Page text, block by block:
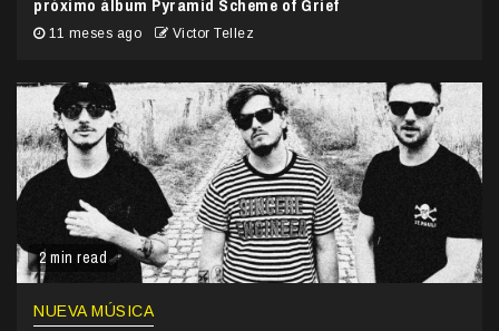
próximo álbum Pyramid Scheme of Grief
11 meses ago Victor Tellez
2 min read
NUEVA MÚSICA